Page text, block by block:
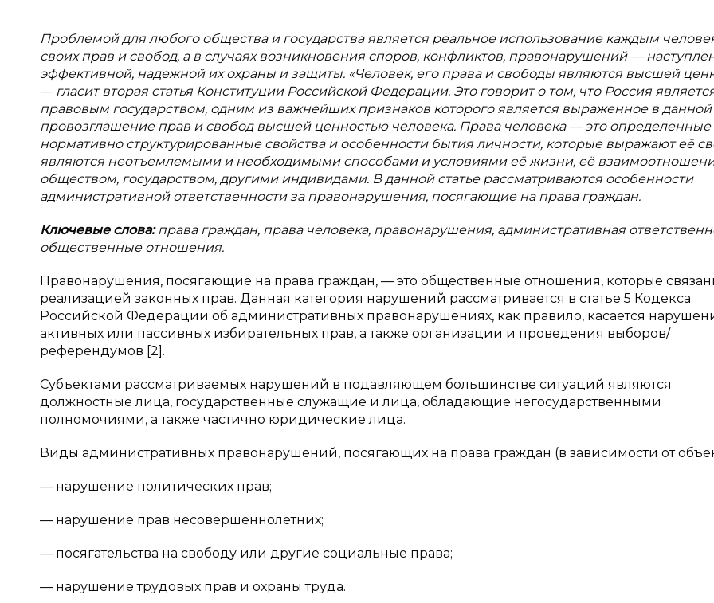
Проблемой для любого общества и государства является реальное использование каждым
своих прав и свобод, а в случаях возникновения споров, конфликтов, правонарушений —
эффективной, надежной их охраны и защиты. «Человек, его права и свободы являются высшей
— гласит вторая статья Конституции Российской Федерации. Это говорит о том, что Россия
правовым государством, одним из важнейших признаков которого является выраженное в данной
провозглашение прав и свобод высшей ценностью человека. Права человека — это определенные
нормативно структурированные свойства и особенности бытия личности, которые выражают её
являются неотъемлемыми и необходимыми способами и условиями её жизни, её
обществом, государством, другими индивидами. В данной статье рассматриваются особенности
административной ответственности за правонарушения, посягающие на права граждан.
Ключевые слова:права граждан, права человека, правонарушения, административная
общественные отношения.
Правонарушения, посягающие на права граждан, — это общественные отношения, которые
реализацией законных прав. Данная категория нарушений рассматривается в статье 5 Кодекса
Российской Федерации об административных правонарушениях, как правило, касается
активных или пассивных избирательных прав, а также организации и проведения выборов/
референдумов [2].
Субъектами рассматриваемых нарушений в подавляющем большинстве ситуаций являются
должностные лица, государственные служащие и лица, обладающие негосударственными
полномочиями, а также частично юридические лица.
Виды административных правонарушений, посягающих на права граждан (в зависимости от
— нарушение политических прав;
— нарушение прав несовершеннолетних;
— посягательства на свободу или другие социальные права;
— нарушение трудовых прав и охраны труда.